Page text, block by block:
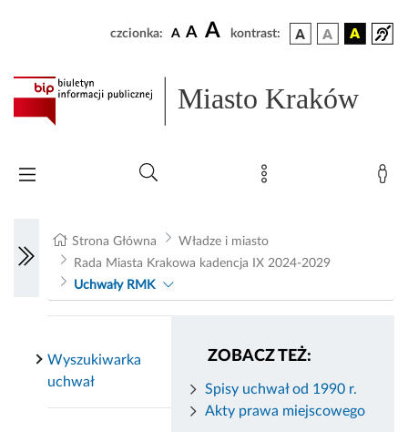
czcionka: A A A kontrast:
Miasto Kraków
Strona Główna
Władze i miasto
Rada Miasta Krakowa kadencja IX 2024-2029
Uchwały RMK
ZOBACZ TEŻ:
Spisy uchwał od 1990 r.
Akty prawa miejscowego
Wyszukiwarka
uchwał